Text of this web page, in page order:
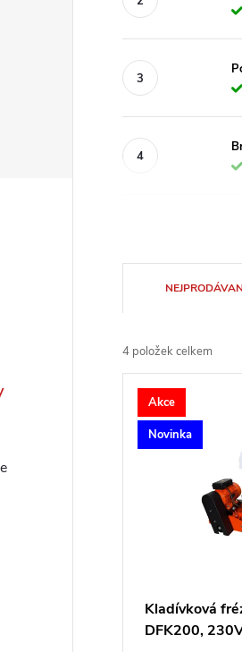
a
z
e
n
4 položek celkem
V
ý
Akce
Novinka
Kladívková
DFK200,